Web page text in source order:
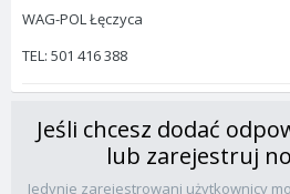
WAG-POL Łęczyca
TEL: 501 416 388
Jeśli chcesz dodać
lub zarejestruj
Jedynie zarejestrowani użytkownicy